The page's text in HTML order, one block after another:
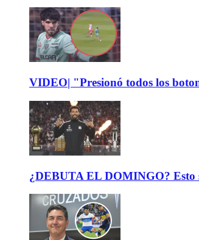
VIDEO| "Presionó todos los
¿DEBUTA EL DOMINGO? Esto